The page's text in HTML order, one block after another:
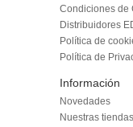
Condiciones de
Distribuidores
Política de
Política de
Información
Novedades
Nuestras tiendas